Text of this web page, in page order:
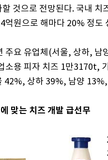
할 것으로 전망된다. 국내
억원으로 해마다 20% 정도
주요 유업체(서울, 상하, 남
소용 피자 치즈 1만3170t,
42%, 상하 39%, 남양
맞는 치즈 개발 급선무